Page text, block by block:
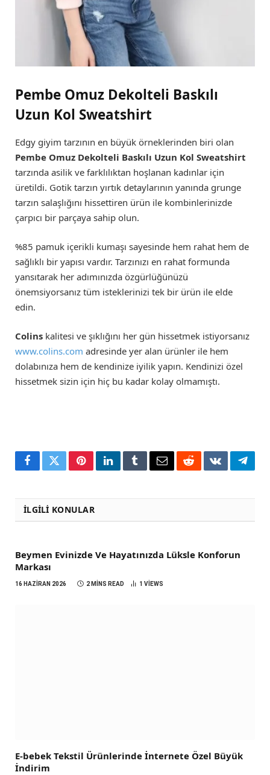
Pembe Omuz Dekolteli Baskılı
Uzun Kol Sweatshirt
Edgy giyim tarzının en büyük örneklerinden biri olan
Pembe Omuz Dekolteli Baskılı Uzun Kol Sweatshirt
tarzında asilik ve farklılıktan hoşlanan kadınlar için
üretildi. Gotik tarzın yırtık detaylarının yanında grunge
tarzın salaşlığını hissettiren ürün ile kombinlerinizde
çarpıcı bir parçaya sahip olun.
%85 pamuk içerikli kumaşı sayesinde hem rahat hem de
sağlıklı bir yapısı vardır. Tarzınızı en rahat formunda
yansıtarak her adımınızda özgürlüğünüzü
önemsiyorsanız tüm isteklerinizi tek bir ürün ile elde
edin.
Colins kalitesi ve şıklığını her gün hissetmek istiyorsanız
www.colins.com adresinde yer alan ürünler ile hem
dolabınıza hem de kendinize iyilik yapın. Kendinizi özel
hissetmek sizin için hiç bu kadar kolay olmamıştı.
FacebookTwitterPinterestLinkedInTumblrEmailRedditVKontakte
İLGILI KONULAR
Beymen Evinizde Ve Hayatınızda Lüksle Konforun
Markası
16 HAZIRAN 2026 2 MINS READ 1 VIEWS
E-bebek Tekstil Ürünlerinde İnternete Özel Büyük
İndirim